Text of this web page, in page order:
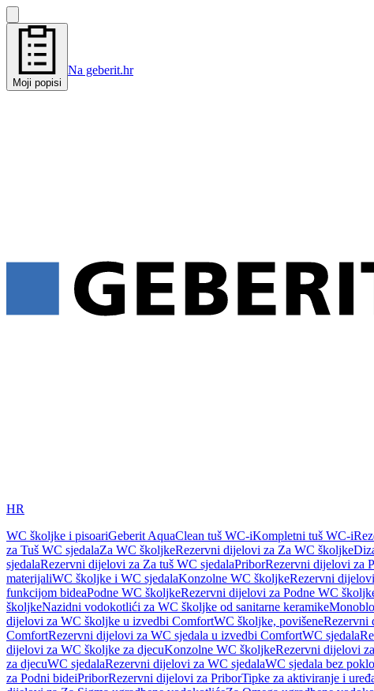
Moji popisi
Na geberit.hr
HR
WC školjke i pisoariGeberit AquaClean tuš WC-iKompletni tuš WC-i
za Tuš WC sjedalaZa WC školjkeRezervni dijelovi za Za WC školjke
sjedalaRezervni dijelovi za Za tuš WC sjedalaPriborRezervni dijelovi za
materijaliWC školjke i WC sjedalaKonzolne WC školjkeRezervni
funkcijom bideaPodne WC školjkeRezervni dijelovi za Podne WC
školjkeNazidni vodokotlići za WC školjke od sanitarne keramike
dijelovi za WC školjke u izvedbi ComfortWC školjke, povišeneRezervni
ComfortRezervni dijelovi za WC sjedala u izvedbi ComfortWC sjedala
dijelovi za WC školjke za djecuKonzolne WC školjkeRezervni dijelovi
za djecuWC sjedalaRezervni dijelovi za WC sjedalaWC sjedala bez
za Podni bideiPriborRezervni dijelovi za PriborTipke za aktiviranje i